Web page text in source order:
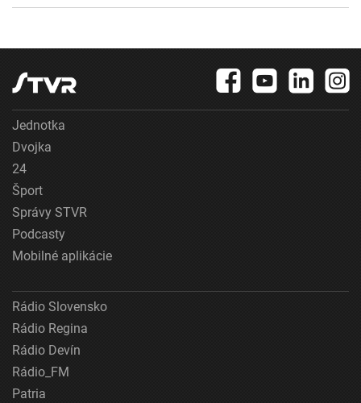
Jednotka
Dvojka
24
Šport
Správy STVR
Podcasty
Mobilné aplikácie
Rádio Slovensko
Rádio Regina
Rádio Devín
Rádio_FM
Patria